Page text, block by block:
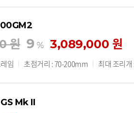
원 9 % 3,089,000 원
임 초점거리 : 70-200mm 최대 조리개
Mk II